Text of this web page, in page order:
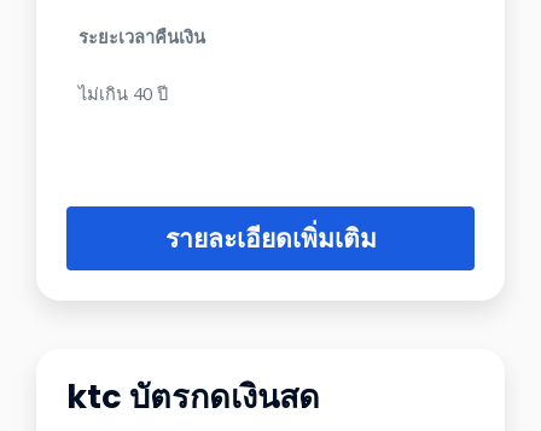
ระยะเวลาคืนเงิน
ไม่เกิน 40 ปี
รายละเอียดเพิ่มเติม
ktc บัตรกดเงินสด